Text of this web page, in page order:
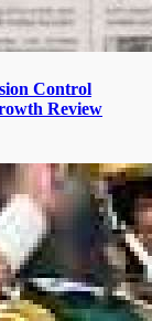
Control
Review